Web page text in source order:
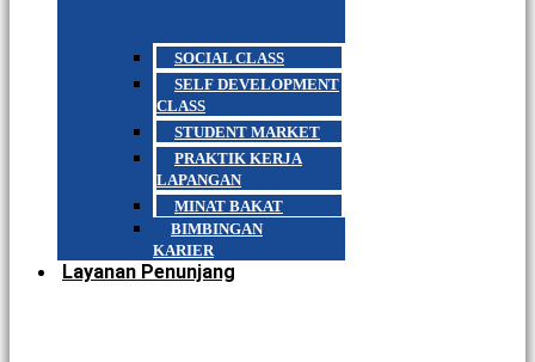
SOCIAL CLASS
SELF DEVELOPMENT
CLASS
STUDENT MARKET
PRAKTIK KERJA
LAPANGAN
MINAT BAKAT
BIMBINGAN
KARIER
Layanan Penunjang